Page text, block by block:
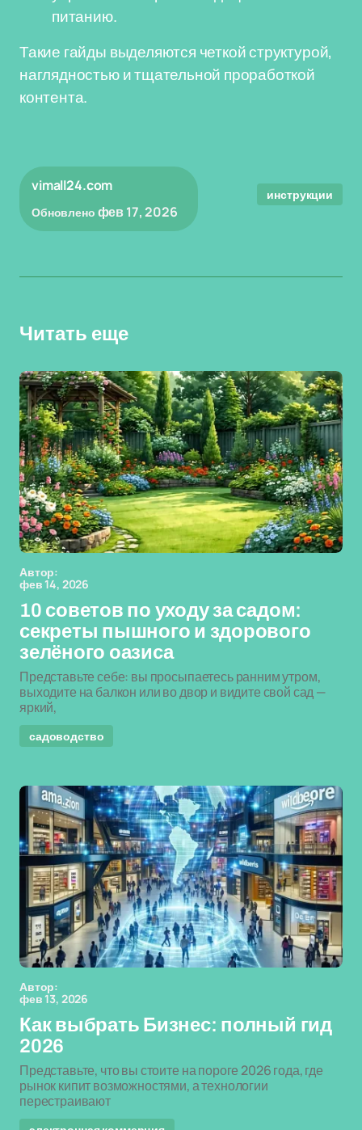
питанию.
Такие гайды выделяются четкой структурой,
наглядностью и тщательной проработкой
контента.
vimall24.com
Обновлено фев 17, 2026
инструкции
Читать еще
Автор:
фев 14, 2026
10 советов по уходу за садом:
секреты пышного и здорового
зелёного оазиса
Представьте себе: вы просыпаетесь ранним утром,
выходите на балкон или во двор и видите свой сад —
яркий,
садоводство
Автор:
фев 13, 2026
Как выбрать Бизнес: полный гид
2026
Представьте, что вы стоите на пороге 2026 года, где
рынок кипит возможностями, а технологии
перестраивают